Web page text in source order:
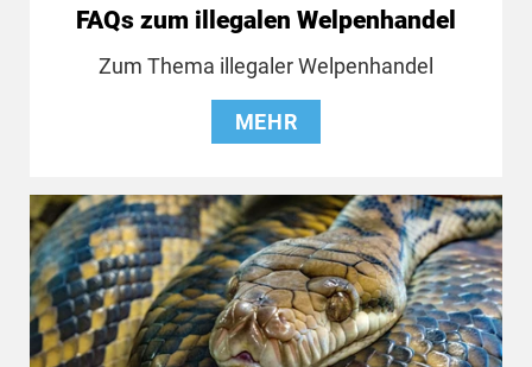
FAQs zum illegalen Welpenhandel
Zum Thema illegaler Welpenhandel
MEHR